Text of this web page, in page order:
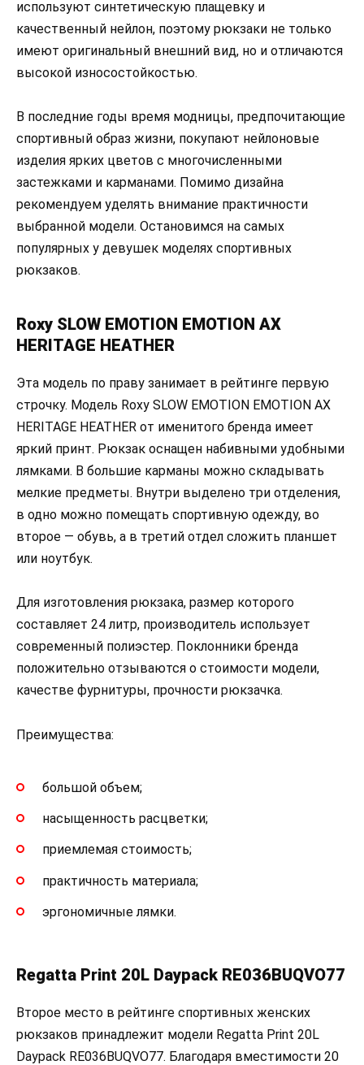
используют синтетическую плащевку и
качественный нейлон, поэтому рюкзаки не только
имеют оригинальный внешний вид, но и отличаются
высокой износостойкостью.
В последние годы время модницы, предпочитающие
спортивный образ жизни, покупают нейлоновые
изделия ярких цветов с многочисленными
застежками и карманами. Помимо дизайна
рекомендуем уделять внимание практичности
выбранной модели. Остановимся на самых
популярных у девушек моделях спортивных
рюкзаков.
Roxy SLOW EMOTION EMOTION AX
HERITAGE HEATHER
Эта модель по праву занимает в рейтинге первую
строчку. Модель Roxy SLOW EMOTION EMOTION AX
HERITAGE HEATHER от именитого бренда имеет
яркий принт. Рюкзак оснащен набивными удобными
лямками. В большие карманы можно складывать
мелкие предметы. Внутри выделено три отделения,
в одно можно помещать спортивную одежду, во
второе — обувь, а в третий отдел сложить планшет
или ноутбук.
Для изготовления рюкзака, размер которого
составляет 24 литр, производитель использует
современный полиэстер. Поклонники бренда
положительно отзываются о стоимости модели,
качестве фурнитуры, прочности рюкзачка.
Преимущества:
большой объем;
насыщенность расцветки;
приемлемая стоимость;
практичность материала;
эргономичные лямки.
Regatta Print 20L Daypack RE036BUQVO77
Второе место в рейтинге спортивных женских
рюкзаков принадлежит модели Regatta Print 20L
Daypack RE036BUQVO77. Благодаря вместимости 20